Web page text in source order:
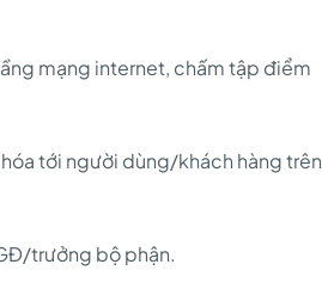
mạng internet, chấm tập điểm
tới người dùng/khách hàng trên
trưởng bộ phận.